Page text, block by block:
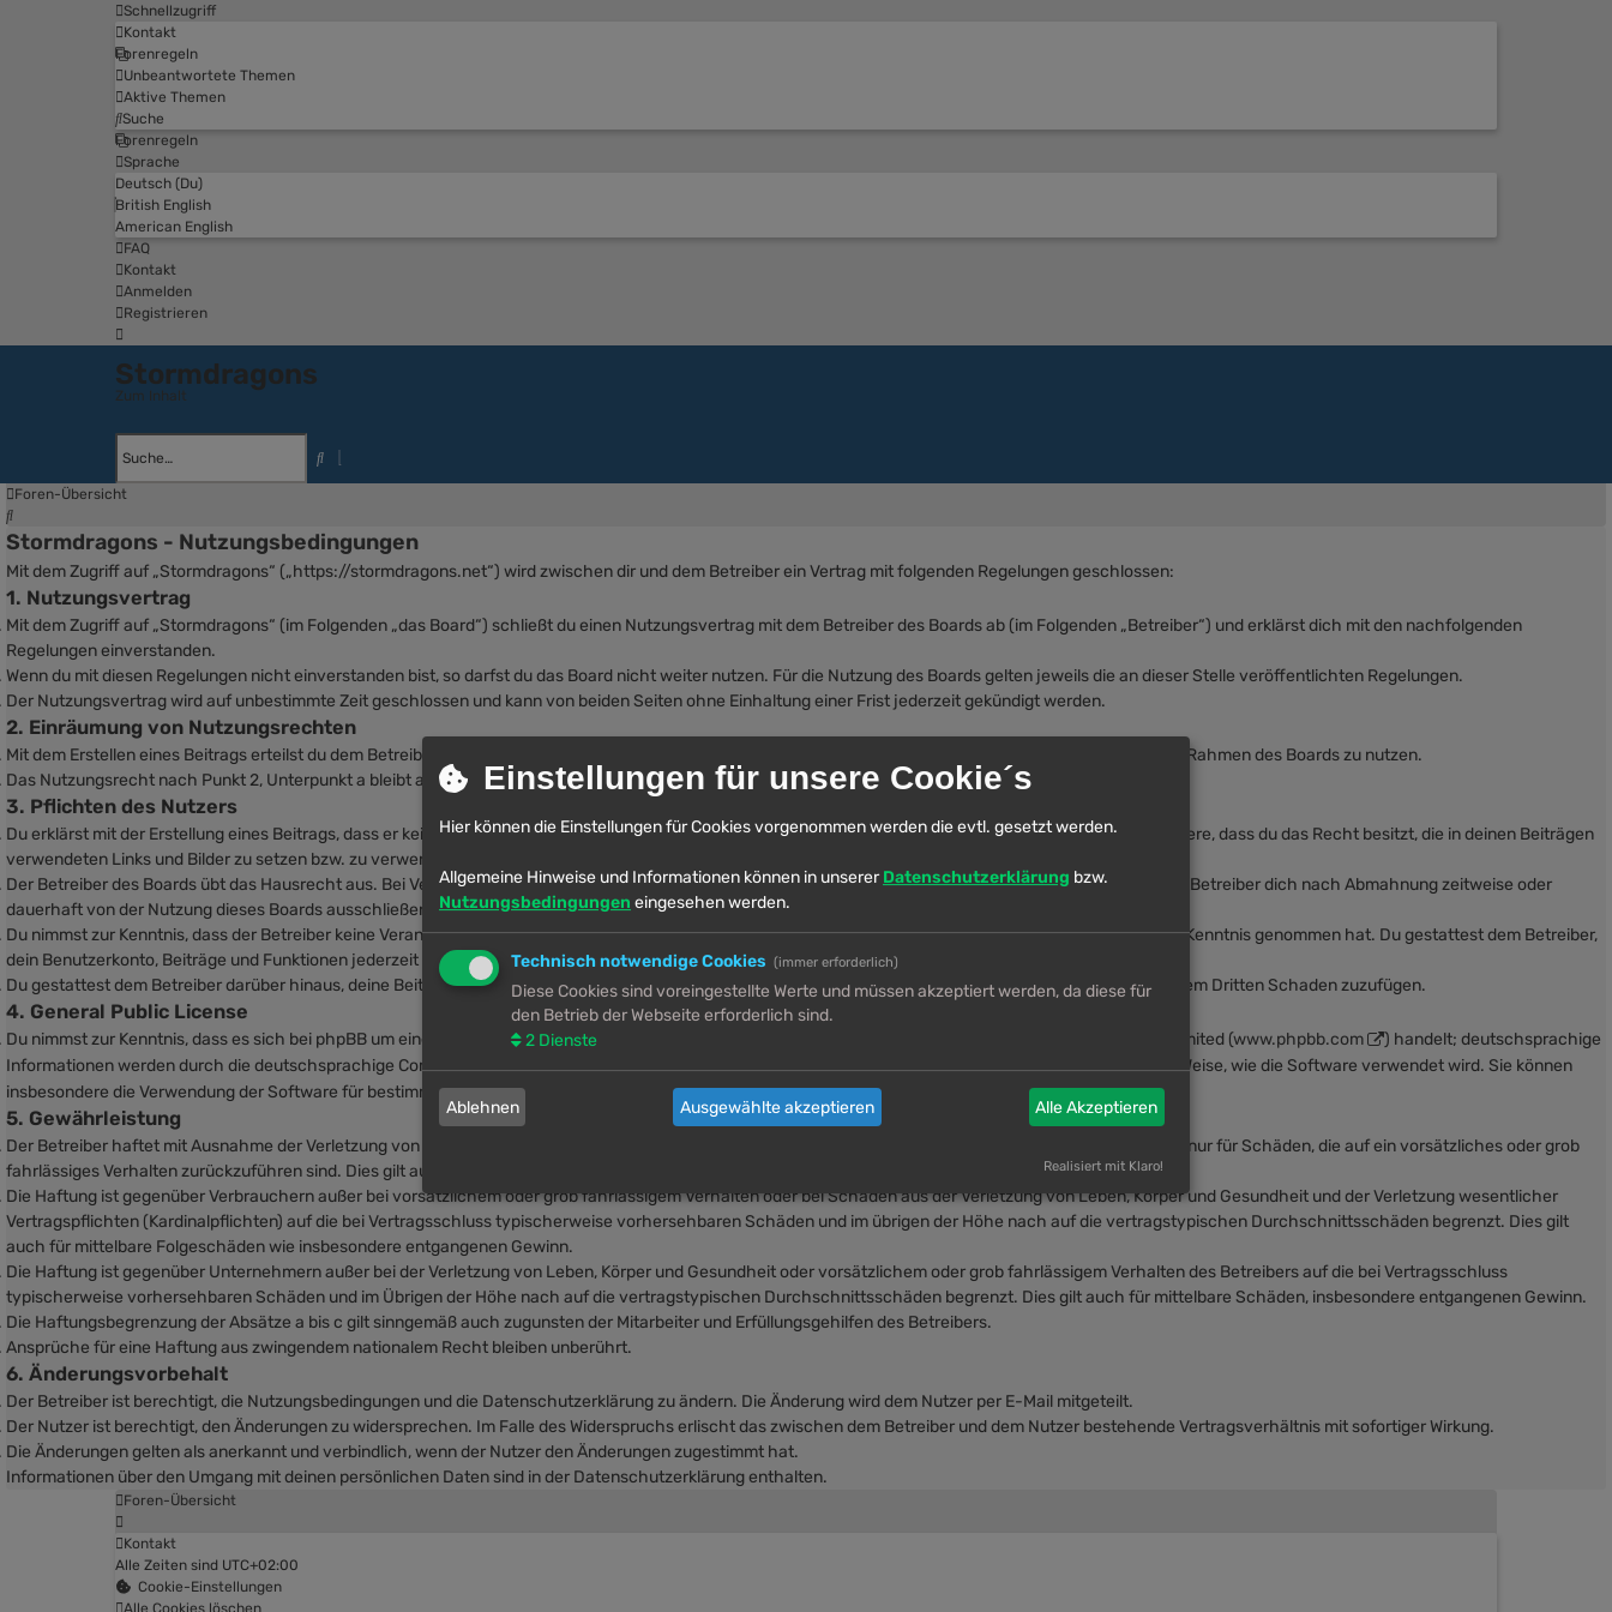
Schnellzugriff
Kontakt
Forenregeln
Unbeantwortete Themen
Aktive Themen
Suche
Forenregeln
Sprache
Deutsch (Du)
British English
American English
FAQ
Kontakt
Anmelden
Registrieren
Stormdragons
Zum Inhalt
SucheSuche
Foren-Übersicht
Suche
Stormdragons - Nutzungsbedingungen
Mit dem Zugriff auf „Stormdragons“ („https://stormdragons.net“) wird zwischen dir und dem Betreiber ein Vertrag mit folgenden Regelungen geschlossen:
1. Nutzungsvertrag
Mit dem Zugriff auf „Stormdragons“ (im Folgenden „das Board“) schließt du einen Nutzungsvertrag mit dem Betreiber des Boards ab (im Folgenden „Betreiber“) und erklärst dich mit den nachfolgenden
Regelungen einverstanden.
Wenn du mit diesen Regelungen nicht einverstanden bist, so darfst du das Board nicht weiter nutzen. Für die Nutzung des Boards gelten jeweils die an dieser Stelle veröffentlichten Regelungen.
Der Nutzungsvertrag wird auf unbestimmte Zeit geschlossen und kann von beiden Seiten ohne Einhaltung einer Frist jederzeit gekündigt werden.
2. Einräumung von Nutzungsrechten
Mit dem Erstellen eines Beitrags erteilst du dem Betreiber ein einfaches, zeitlich und räumlich unbeschränktes und unentgeltliches Recht, deinen Beitrag im Rahmen des Boards zu nutzen.
Das Nutzungsrecht nach Punkt 2, Unterpunkt a bleibt auch nach Kündigung des Nutzungsvertrages bestehen.
3. Pflichten des Nutzers
Du erklärst mit der Erstellung eines Beitrags, dass er keine Inhalte enthält, die gegen geltendes Recht oder die guten Sitten verstoßen. Du erklärst insbesondere, dass du das Recht besitzt, die in deinen Beiträgen
verwendeten Links und Bilder zu setzen bzw. zu verwenden.
Der Betreiber des Boards übt das Hausrecht aus. Bei Verstößen gegen diese Nutzungsbedingungen oder anderer im Board veröffentlichten Regeln kann der Betreiber dich nach Abmahnung zeitweise oder
dauerhaft von der Nutzung dieses Boards ausschließen und dir ein Hausverbot erteilen.
Du nimmst zur Kenntnis, dass der Betreiber keine Verantwortung für die Inhalte von Beiträgen übernimmt, die er nicht selbst erstellt hat oder die er nicht zur Kenntnis genommen hat. Du gestattest dem Betreiber,
dein Benutzerkonto, Beiträge und Funktionen jederzeit zu löschen oder zu sperren.
Du gestattest dem Betreiber darüber hinaus, deine Beiträge abzuändern, sofern sie gegen o. g. Regeln verstoßen oder geeignet sind, dem Betreiber oder einem Dritten Schaden zuzufügen.
4. General Public License
Du nimmst zur Kenntnis, dass es sich bei phpBB um eine unter der „GNU General Public License v2 “ (GPL) bereitgestellten Foren-Software von phpBB Limited (www.phpbb.com
) handelt; deutschsprachige
Informationen werden durch die deutschsprachige Community unterwww.phpbb.de
zur Verfügung gestellt. Beide haben keinen Einfluss auf die Art und Weise, wie die Software verwendet wird. Sie können
insbesondere die Verwendung der Software für bestimmte Zwecke nicht untersagen oder auf Inhalte fremder Foren Einfluss nehmen.
5. Gewährleistung
Der Betreiber haftet mit Ausnahme der Verletzung von Leben, Körper und Gesundheit und der Verletzung wesentlicher Vertragspflichten (Kardinalpflichten) nur für Schäden, die auf ein vorsätzliches oder grob
fahrlässiges Verhalten zurückzuführen sind. Dies gilt auch für mittelbare Folgeschäden wie insbesondere entgangenen Gewinn.
Die Haftung ist gegenüber Verbrauchern außer bei vorsätzlichem oder grob fahrlässigem Verhalten oder bei Schäden aus der Verletzung von Leben, Körper und Gesundheit und der Verletzung wesentlicher
Vertragspflichten (Kardinalpflichten) auf die bei Vertragsschluss typischerweise vorhersehbaren Schäden und im übrigen der Höhe nach auf die vertragstypischen Durchschnittsschäden begrenzt. Dies gilt
auch für mittelbare Folgeschäden wie insbesondere entgangenen Gewinn.
Die Haftung ist gegenüber Unternehmern außer bei der Verletzung von Leben, Körper und Gesundheit oder vorsätzlichem oder grob fahrlässigem Verhalten des Betreibers auf die bei Vertragsschluss
typischerweise vorhersehbaren Schäden und im Übrigen der Höhe nach auf die vertragstypischen Durchschnittsschäden begrenzt. Dies gilt auch für mittelbare Schäden, insbesondere entgangenen Gewinn.
Die Haftungsbegrenzung der Absätze a bis c gilt sinngemäß auch zugunsten der Mitarbeiter und Erfüllungsgehilfen des Betreibers.
Ansprüche für eine Haftung aus zwingendem nationalem Recht bleiben unberührt.
6. Änderungsvorbehalt
Der Betreiber ist berechtigt, die Nutzungsbedingungen und die Datenschutzerklärung zu ändern. Die Änderung wird dem Nutzer per E-Mail mitgeteilt.
Der Nutzer ist berechtigt, den Änderungen zu widersprechen. Im Falle des Widerspruchs erlischt das zwischen dem Betreiber und dem Nutzer bestehende Vertragsverhältnis mit sofortiger Wirkung.
Die Änderungen gelten als anerkannt und verbindlich, wenn der Nutzer den Änderungen zugestimmt hat.
Informationen über den Umgang mit deinen persönlichen Daten sind in der Datenschutzerklärung enthalten.
Foren-Übersicht
Kontakt
Alle Zeiten sind UTC+02:00
Cookie-Einstellungen
Alle Cookies löschen
Einstellungen für unsere Cookie´s
Hier können die Einstellungen für Cookies vorgenommen werden die evtl. gesetzt werden.
Allgemeine Hinweise und Informationen können in unsererDatenschutzerklärung bzw.
Nutzungsbedingungen eingesehen werden.
Technisch notwendige Cookies (immer erforderlich)
Diese Cookies sind voreingestellte Werte und müssen akzeptiert werden, da diese für
den Betrieb der Webseite erforderlich sind.
2 Dienste
Ablehnen Ausgewählte akzeptieren Alle Akzeptieren
Realisiert mit Klaro!